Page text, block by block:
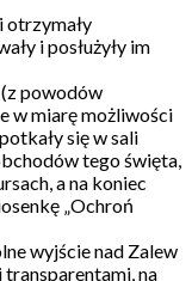
otrzymały
i posłużyły im
powodów
w miarę możliwości
się w sali
tego święta,
a na koniec
„Ochroń
wyjście nad Zalew
na